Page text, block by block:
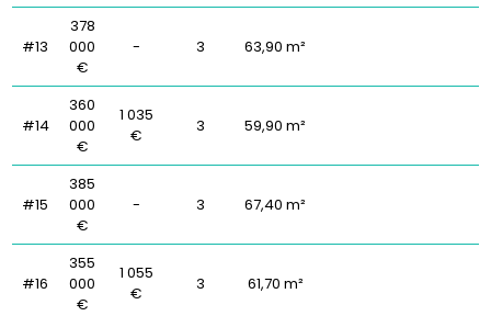
#13
378
000
€
- 3 63,90 m²
#14
360
000
€
1 035
€
3 59,90 m²
#15
385
000
€
- 3 67,40 m²
#16
355
000
€
1 055
€
3 61,70 m²